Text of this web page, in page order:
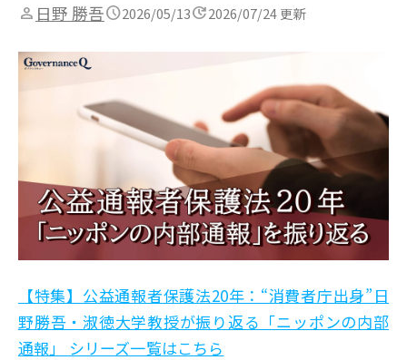
セミナー情報
日野 勝吾 2026/05/13 2026/07/24 更新
【特集】公益通報者保護法20年：“消費者庁出身”日
野勝吾・淑徳大学教授が振り返る「ニッポンの内部
通報」 シリーズ一覧はこちら